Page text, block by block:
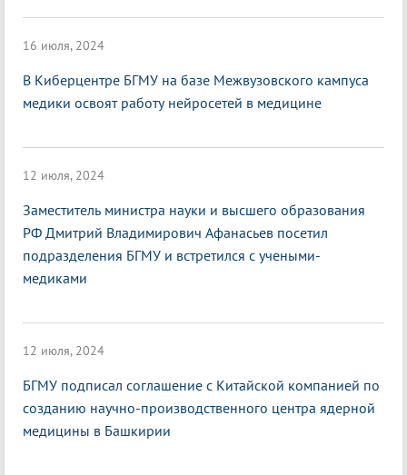
16 июля, 2024
В Киберцентре БГМУ на базе Межвузовского кампуса
медики освоят работу нейросетей в медицине
12 июля, 2024
Заместитель министра науки и высшего образования
РФ Дмитрий Владимирович Афанасьев посетил
подразделения БГМУ и встретился с учеными-
медиками
12 июля, 2024
БГМУ подписал соглашение с Китайской компанией по
созданию научно-производственного центра ядерной
медицины в Башкирии